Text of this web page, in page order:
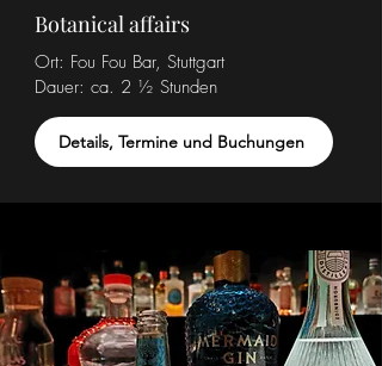
Botanical affairs
Ort: Fou Fou Bar, Stuttgart
Dauer: ca. 2 ½ Stunden
Details, Termine und Buchungen